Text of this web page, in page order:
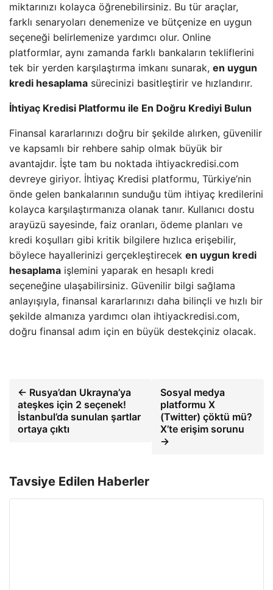
miktarınızı kolayca öğrenebilirsiniz. Bu tür araçlar,
farklı senaryoları denemenize ve bütçenize en uygun
seçeneği belirlemenize yardımcı olur. Online
platformlar, aynı zamanda farklı bankaların tekliflerini
tek bir yerden karşılaştırma imkanı sunarak, en uygun
kredi hesaplama sürecinizi basitleştirir ve hızlandırır.
İhtiyaç Kredisi Platformu ile En Doğru Krediyi Bulun
Finansal kararlarınızı doğru bir şekilde alırken, güvenilir
ve kapsamlı bir rehbere sahip olmak büyük bir
avantajdır. İşte tam bu noktada ihtiyackredisi.com
devreye giriyor. İhtiyaç Kredisi platformu, Türkiye’nin
önde gelen bankalarının sunduğu tüm ihtiyaç kredilerini
kolayca karşılaştırmanıza olanak tanır. Kullanıcı dostu
arayüzü sayesinde, faiz oranları, ödeme planları ve
kredi koşulları gibi kritik bilgilere hızlıca erişebilir,
böylece hayallerinizi gerçekleştirecek en uygun kredi
hesaplama işlemini yaparak en hesaplı kredi
seçeneğine ulaşabilirsiniz. Güvenilir bilgi sağlama
anlayışıyla, finansal kararlarınızı daha bilinçli ve hızlı bir
şekilde almanıza yardımcı olan ihtiyackredisi.com,
doğru finansal adım için en büyük destekçiniz olacak.
← Rusya’dan Ukrayna’ya
ateşkes için 2 seçenek!
İstanbul’da sunulan şartlar
ortaya çıktı
Sosyal medya
platformu X
(Twitter) çöktü mü?
X’te erişim sorunu
→
Tavsiye Edilen Haberler